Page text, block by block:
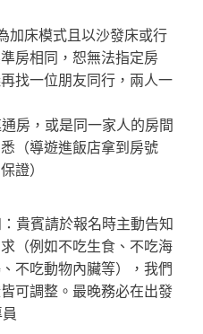
加床模式且以沙發床或行
房相同，恕無法指定房
找一位朋友同行，兩人一
房，或是同一家人的房間
（導遊進飯店拿到房號
證）
貴賓請於報名時主動告知
（例如不吃生食、不吃海
不吃動物內臟等），我們
可調整。最晚務必在出發